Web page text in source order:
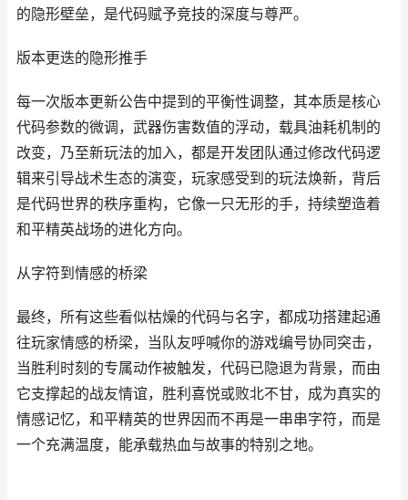
的隐形壁垒，是代码赋予竞技的深度与尊严。
版本更迭的隐形推手
每一次版本更新公告中提到的平衡性调整，其本质是核心
代码参数的微调，武器伤害数值的浮动，载具油耗机制的
改变，乃至新玩法的加入，都是开发团队通过修改代码逻
辑来引导战术生态的演变，玩家感受到的玩法焕新，背后
是代码世界的秩序重构，它像一只无形的手，持续塑造着
和平精英战场的进化方向。
从字符到情感的桥梁
最终，所有这些看似枯燥的代码与名字，都成功搭建起通
往玩家情感的桥梁，当队友呼喊你的游戏编号协同突击，
当胜利时刻的专属动作被触发，代码已隐退为背景，而由
它支撑起的战友情谊，胜利喜悦或败北不甘，成为真实的
情感记忆，和平精英的世界因而不再是一串串字符，而是
一个充满温度，能承载热血与故事的特别之地。